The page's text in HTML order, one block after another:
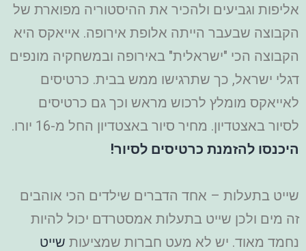
אליפות וגביעים ולהכיר את ההיסטוריה מפוארת של
הקבוצה שבעבר הייתה אלופת אירופה. אייאקס היא
הקבוצה הכי "ישראלית" באירופה ובמשחקיה מונפים
דגלי ישראל, כך שתרגישו ממש בבית. כרטיסים
לאייאקס מומלץ לרכוש מראש וכך גם כרטיסים
לסיור באצטדיון. מחיר סיור באצטדיון החל מ-16 יורו.
היכנסו להזמנת כרטיסים לסיור!
שייט בתעלות – אחד הדברים שילדים הכי אוהבים
זה מים ולכן שייט בתעלות אמסטרדם יכול להיות
נחמד מאוד. יש לא מעט חברות שמציעות שייט